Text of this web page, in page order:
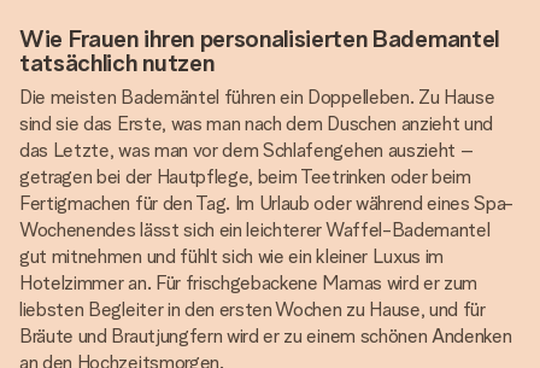
Wie Frauen ihren personalisierten Bademantel
tatsächlich nutzen
Die meisten Bademäntel führen ein Doppelleben. Zu Hause
sind sie das Erste, was man nach dem Duschen anzieht und
das Letzte, was man vor dem Schlafengehen auszieht –
getragen bei der Hautpflege, beim Teetrinken oder beim
Fertigmachen für den Tag. Im Urlaub oder während eines Spa-
Wochenendes lässt sich ein leichterer Waffel-Bademantel
gut mitnehmen und fühlt sich wie ein kleiner Luxus im
Hotelzimmer an. Für frischgebackene Mamas wird er zum
liebsten Begleiter in den ersten Wochen zu Hause, und für
Bräute und Brautjungfern wird er zu einem schönen Andenken
an den Hochzeitsmorgen.